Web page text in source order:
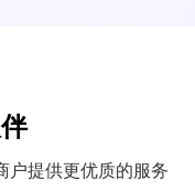
户提供更优质的服务